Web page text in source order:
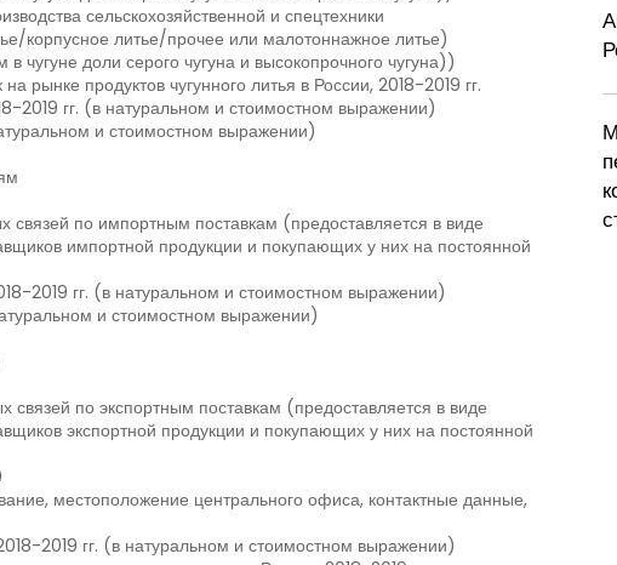
сельскохозяйственной и спецтехники
корпусное литье/прочее или малотоннажное литье)
доли серого чугуна и высокопрочного чугуна))
рынке продуктов чугунного литья в России, 2018-2019 гг.
гг. (в натуральном и стоимостном выражении)
и стоимостном выражении)
по импортным поставкам (предоставляется в виде
импортной продукции и покупающих у них на постоянной
2019 гг. (в натуральном и стоимостном выражении)
и стоимостном выражении)
по экспортным поставкам (предоставляется в виде
экспортной продукции и покупающих у них на постоянной
местоположение центрального офиса, контактные данные,
2019 гг. (в натуральном и стоимостном выражении)